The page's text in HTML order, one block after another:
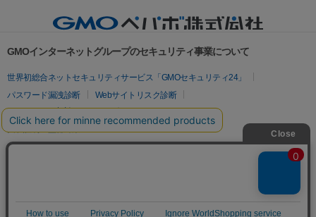
GMOインターネットグループのセキュリティ事業について
世界初総合ネットセキュリティサービス「GMOセキュリティ24」
パスワード漏洩診断
Webサイトリスク診断
セキュリティ相談AIチャットボット
実在証明・盗聴対策
サイバー攻撃対策（GMOサイバーセキュリティ byイエラエ）